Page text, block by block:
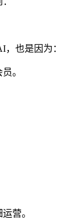
也是因为：
。
营。